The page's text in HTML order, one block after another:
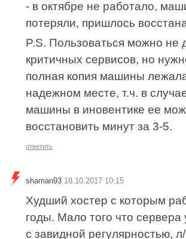
- в октябре не работало,
потеряли, пришлось
P.S. Пользоваться можно не
критичных сервисов, но
полная копия машины
надежном месте, т.ч. в
машины в иновентике ее
восстановить минут за 3-5.
ответить
shaman93 18.10.2017 10:15
Худший хостер с которым
годы. Мало того что сервера
с завидной регулярностью,